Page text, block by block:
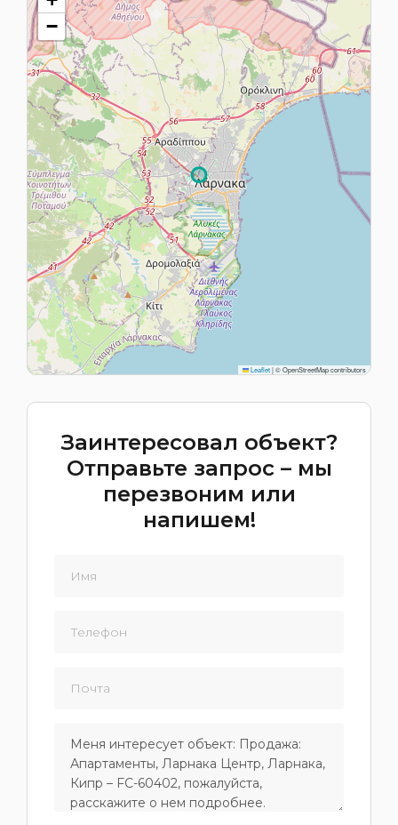
−
Leaflet|© OpenStreetMap contributors
Заинтересовал объект?
Отправьте запрос – мы
перезвоним или
напишем!